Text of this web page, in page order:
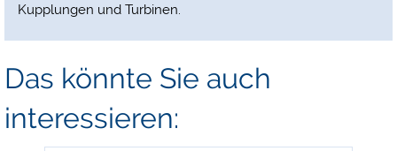
Kupplungen und Turbinen.
Das könnte Sie auch
interessieren: